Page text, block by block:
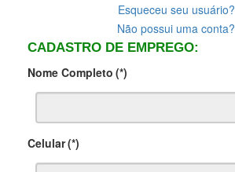
Esqueceu seu usuário?
Não possui uma conta?
CADASTRO DE EMPREGO:
Nome Completo (*)
Celular(*)